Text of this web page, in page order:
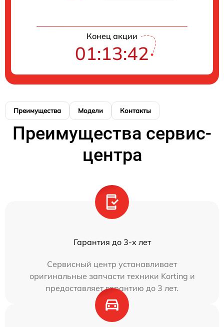
Конец акции
01:13:42
Преимущества Модели Контакты
Преимущества сервис-
центра
Гарантия до 3-х лет
Сервисный центр устанавливает
оригинальные запчасти техники Korting и
предоставляет гарантию до 3 лет.